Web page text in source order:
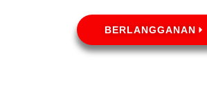
BERLANGGANAN